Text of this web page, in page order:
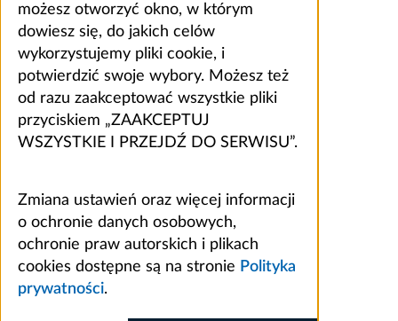
możesz otworzyć okno, w którym
dowiesz się, do jakich celów
wykorzystujemy pliki cookie, i
potwierdzić swoje wybory. Możesz też
od razu zaakceptować wszystkie pliki
przyciskiem „ZAAKCEPTUJ
WSZYSTKIE I PRZEJDŹ DO SERWISU”.
Zmiana ustawień oraz więcej informacji
o ochronie danych osobowych,
ochronie praw autorskich i plikach
cookies dostępne są na stronie Polityka
prywatności.